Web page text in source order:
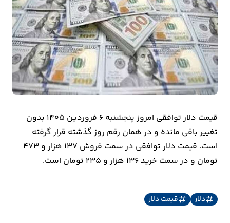
اقتصاد
جهان
بازار
و
تجارت
راه
و
مسکن
ایران
قیمت دلار توافقی امروز پنجشنبه ۶ فروردین ۱۴۰۵ بدون
تغییر باقی مانده و در همان رقم روز گذشته قرار گرفته
است. قیمت دلار توافقی در سمت فروش 137 هزار و 473
تومان و در سمت خرید 136 هزار و 235 تومان است.
دلار قیمت دلار